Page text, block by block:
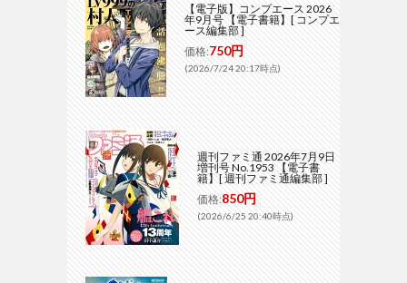
【電子版】コンプエース 2026
年9月号 【電子書籍】[ コンプエ
ース編集部 ]
価格:750円
(2026/7/24 20:17時点)
週刊ファミ通 2026年7月9日
増刊号 No.1953 【電子書
籍】[ 週刊ファミ通編集部 ]
価格:850円
(2026/6/25 20:40時点)